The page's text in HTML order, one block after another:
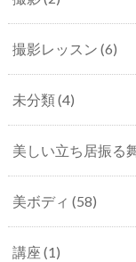
撮影レッスン (6)
未分類(4)
美しい立ち居振る
美ボディ (58)
講座 (1)